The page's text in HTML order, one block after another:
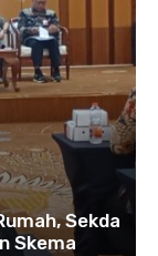
Sekda
Skema